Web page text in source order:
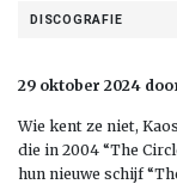
DISCOGRAFIE
29 oktober 2024
Wie kent ze niet,
die in 2004 “The
hun nieuwe schijf